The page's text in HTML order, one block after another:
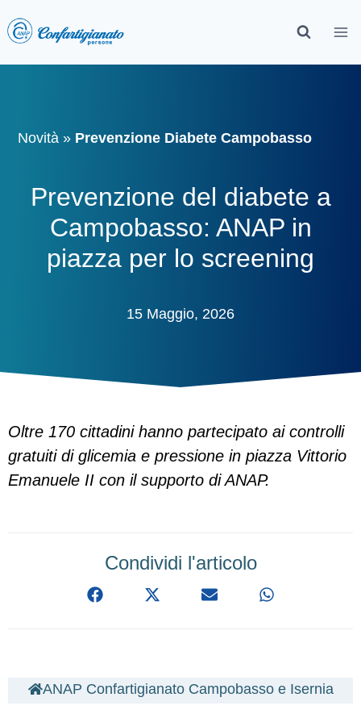
Novità » Prevenzione Diabete Campobasso
Prevenzione del diabete a
Campobasso: ANAP in
piazza per lo screening
15 Maggio, 2026
Oltre 170 cittadini hanno partecipato ai controlli
gratuiti di glicemia e pressione in piazza Vittorio
Emanuele II con il supporto di ANAP.
Condividi l'articolo
ANAP Confartigianato Campobasso e Isernia